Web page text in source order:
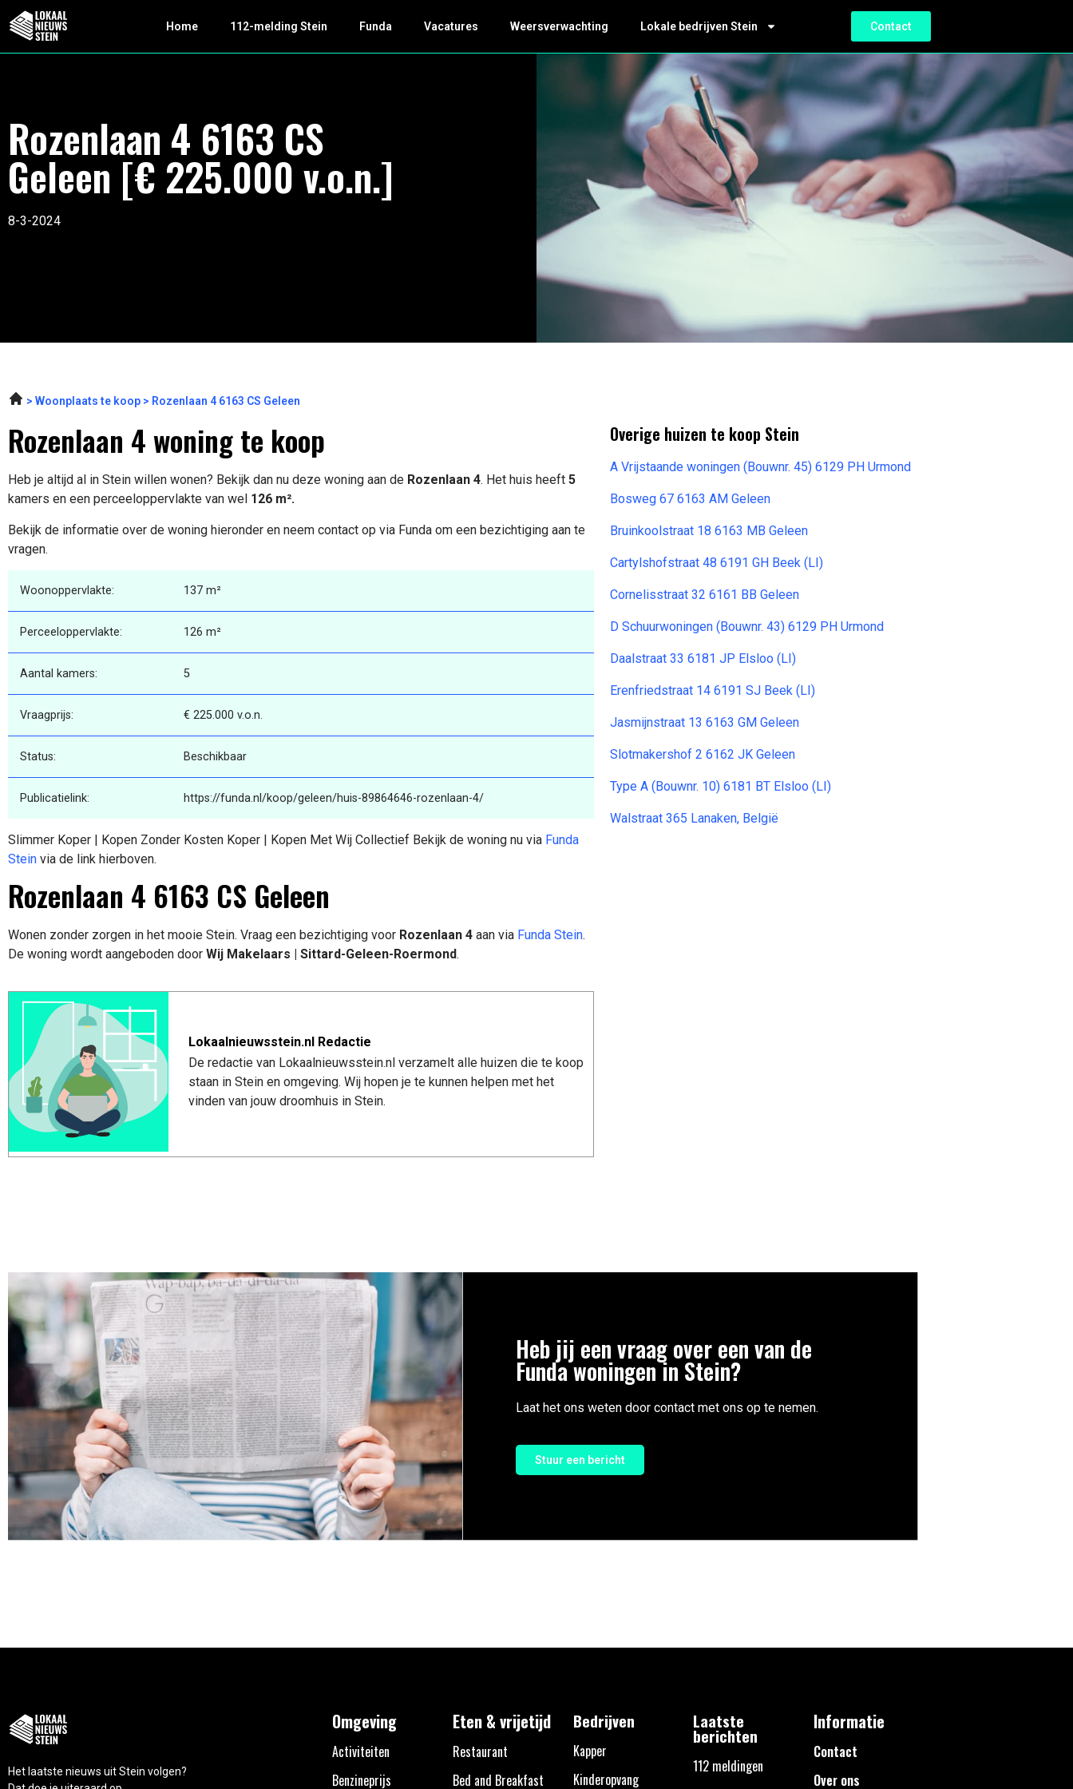
Home 112-melding Stein Funda Vacatures Weersverwachting Lokale bedrijven Stein Contact
Rozenlaan 4 6163 CS
Geleen [€ 225.000 v.o.n.]
8-3-2024
Woonplaats te koop Rozenlaan 4 6163 CS Geleen
Rozenlaan 4 woning te koop
Heb je altijd al in Stein willen wonen? Bekijk dan nu deze woning aan de Rozenlaan 4. Het huis heeft 5
kamers en een perceeloppervlakte van wel 126 m².
Bekijk de informatie over de woning hieronder en neem contact op via Funda om een bezichtiging aan te
vragen.
Woonoppervlakte: 137 m²
Perceeloppervlakte: 126 m²
Aantal kamers: 5
Vraagprijs: € 225.000 v.o.n.
Status: Beschikbaar
Publicatielink: https://funda.nl/koop/geleen/huis-89864646-rozenlaan-4/
Slimmer Koper | Kopen Zonder Kosten Koper | Kopen Met Wij Collectief Bekijk de woning nu via Funda
Stein via de link hierboven.
Rozenlaan 4 6163 CS Geleen
Wonen zonder zorgen in het mooie Stein. Vraag een bezichtiging voor Rozenlaan 4 aan via Funda Stein.
De woning wordt aangeboden door Wij Makelaars | Sittard-Geleen-Roermond.
Lokaalnieuwsstein.nl Redactie
De redactie van Lokaalnieuwsstein.nl verzamelt alle huizen die te koop
staan in Stein en omgeving. Wij hopen je te kunnen helpen met het
vinden van jouw droomhuis in Stein.
Overige huizen te koop Stein
A Vrijstaande woningen (Bouwnr. 45) 6129 PH Urmond
Bosweg 67 6163 AM Geleen
Bruinkoolstraat 18 6163 MB Geleen
Cartylshofstraat 48 6191 GH Beek (LI)
Cornelisstraat 32 6161 BB Geleen
D Schuurwoningen (Bouwnr. 43) 6129 PH Urmond
Daalstraat 33 6181 JP Elsloo (LI)
Erenfriedstraat 14 6191 SJ Beek (LI)
Jasmijnstraat 13 6163 GM Geleen
Slotmakershof 2 6162 JK Geleen
Type A (Bouwnr. 10) 6181 BT Elsloo (LI)
Walstraat 365 Lanaken, België
Heb jij een vraag over een van de
Funda woningen in Stein?
Laat het ons weten door contact met ons op te nemen.
Stuur een bericht
Het laatste nieuws uit Stein volgen?
Omgeving
Activiteiten
Benzineprijs
Eten & vrijetijd
Restaurant
Bed and Breakfast
Bedrijven
Kapper
Kinderopvang
Laatste
berichten
112 meldingen
Informatie
Contact
Over ons